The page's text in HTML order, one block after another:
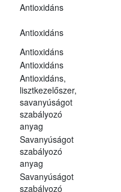
Antioxidáns
Antioxidáns
Antioxidáns
Antioxidáns
Antioxidáns,
lisztkezelőszer,
savanyúságot
szabályozó
anyag
Savanyúságot
szabályozó
anyag
Savanyúságot
szabályozó